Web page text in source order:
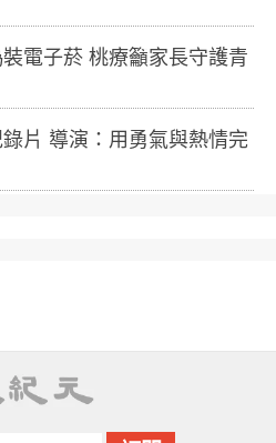
電子菸 桃療籲家長守護青
錄片 導演：用勇氣與熱情完